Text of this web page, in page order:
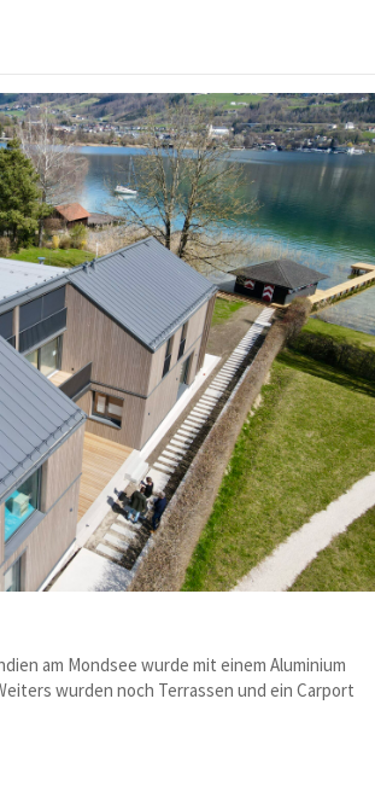
am Mondsee wurde mit einem Aluminium
wurden noch Terrassen und ein Carport